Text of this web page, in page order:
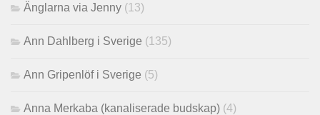
Änglarna via Jenny (13)
Ann Dahlberg i Sverige (135)
Ann Gripenlöf i Sverige (5)
Anna Merkaba (kanaliserade budskap) (4)